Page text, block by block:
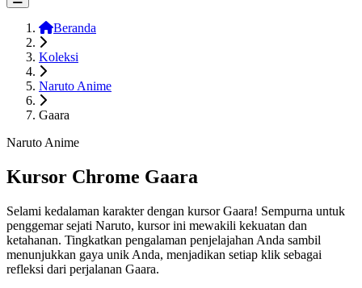
Beranda
Koleksi
Naruto Anime
Gaara
Naruto Anime
Kursor Chrome Gaara
Selami kedalaman karakter dengan kursor Gaara! Sempurna untuk
penggemar sejati Naruto, kursor ini mewakili kekuatan dan
ketahanan. Tingkatkan pengalaman penjelajahan Anda sambil
menunjukkan gaya unik Anda, menjadikan setiap klik sebagai
refleksi dari perjalanan Gaara.